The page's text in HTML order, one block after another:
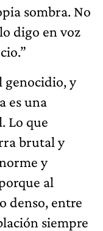
sombra. No
digo en voz
genocidio, y
es una
Lo que
brutal y
y
al
denso, entre
siempre